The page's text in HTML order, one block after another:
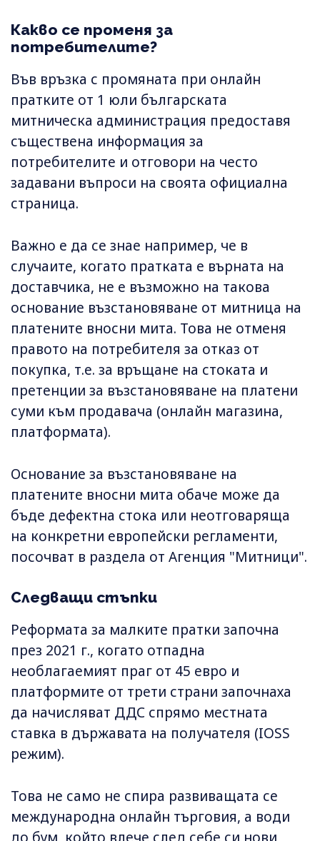
Какво се променя за
потребителите?
Във връзка с промяната при онлайн
пратките от 1 юли българската
митническа администрация предоставя
съществена информация за
потребителите и отговори на често
задавани въпроси на своята официална
страница.
Важно е да се знае например, че в
случаите, когато пратката е върната на
доставчика, не е възможно на такова
основание възстановяване от митница на
платените вносни мита. Това не отменя
правото на потребителя за отказ от
покупка, т.е. за връщане на стоката и
претенции за възстановяване на платени
суми към продавача (онлайн магазина,
платформата).
Основание за възстановяване на
платените вносни мита обаче може да
бъде дефектна стока или неотговаряща
на конкретни европейски регламенти,
посочват в раздела от Агенция "Митници".
Следващи стъпки
Реформата за малките пратки започна
през 2021 г., когато отпадна
необлагаемият праг от 45 евро и
платформите от трети страни започнаха
да начисляват ДДС спрямо местната
ставка в държавата на получателя (IOSS
режим).
Това не само не спира развиващата се
международна онлайн търговия, а води